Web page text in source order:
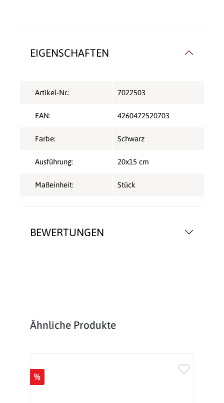
BEWERTUNGEN
EIGENSCHAFTEN
Artikel-Nr.: 7022503
EAN: 4260472520703
Farbe: Schwarz
Ausführung: 20x15 cm
Maßeinheit: Stück
Produktgalerie überspringen
Ähnliche Produkte
%